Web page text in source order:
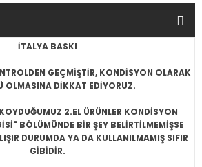
İTALYA BASKI
GEÇMİŞTİR, KONDİSYON OLARAK
OLMASINA DİKKAT EDİYORUZ.
2.EL ÜRÜNLER KONDİSYON
BÖLÜMÜNDE BİR ŞEY BELİRTİLMEMİŞSE
DURUMDA YA DA KULLANILMAMIŞ SIFIR
GİBİDİR.